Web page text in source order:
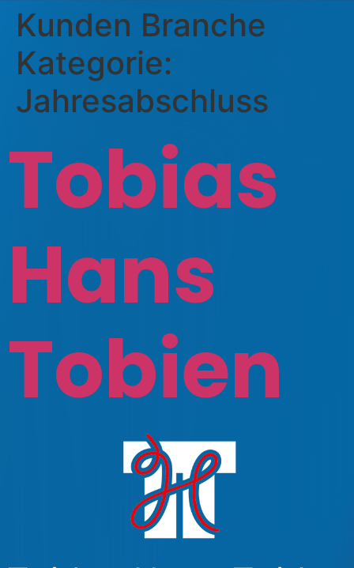
Kunden Branche
Kategorie:
Jahresabschluss
Tobias
Hans
Tobien